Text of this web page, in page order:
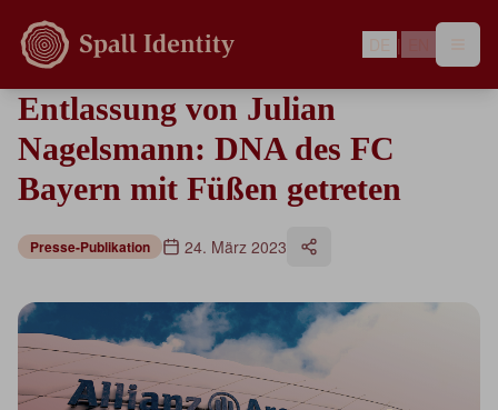
DE |
Entlassung von Julian
Nagelsmann: DNA des FC
Bayern mit Füßen getreten
Presse-Publikation 24. März 2023